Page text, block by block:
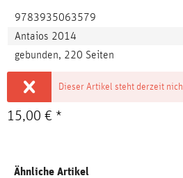
9783935063579
Antaios 2014
gebunden, 220 Seiten
Dieser Artikel steht derzeit
15,00 € *
Ähnliche Artikel